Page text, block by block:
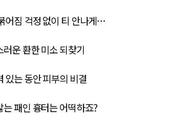
어짐 걱정 없이 티 안나게…
운 환한 미소 되찾기
있는 동안 피부의 비결
패인 흉터는 어떡하죠?